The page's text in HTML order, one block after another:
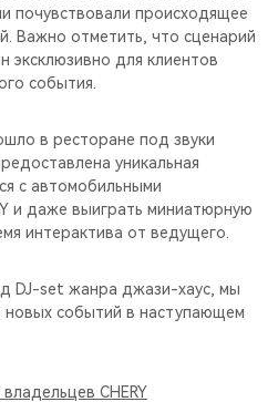
почувствовали происходящее
Важно отметить, что сценарий
эксклюзивно для клиентов
события.
в ресторане под звуки
уникальная
с автомобильными
и даже выиграть миниатюрную
интерактива от ведущего.
DJ-set жанра джази-хаус, мы
событий в наступающем
CHERY